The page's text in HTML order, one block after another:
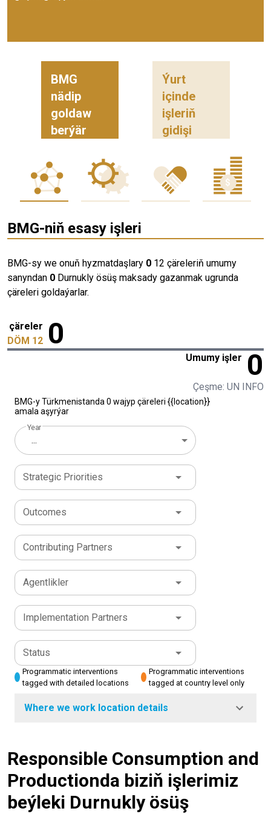
BMG
nädip
goldaw
berýär
Ýurt
içinde
işleriň
gidişi
BMG-niň esasy işleri
BMG-sy we onuň hyzmatdaşlary 0 12 çäreleriň umumy
sanyndan 0 Durnukly ösüş maksady gazanmak ugrunda
çäreleri goldaýarlar.
çäreler
DÖM 12 0
Umumy işler 0
Çeşme: UN INFO
BMG-y Türkmenistanda 0 wajyp çäreleri {{location}}
amala aşyrýar
Year
...
Strategic Priorities
Outcomes
Contributing Partners
Agentlikler
Implementation Partners
Status
Programmatic interventions
tagged with detailed locations
Programmatic interventions
tagged at country level only
Where we work location details
Responsible Consumption and
Productionda biziň işlerimiz
beýleki Durnukly ösüş